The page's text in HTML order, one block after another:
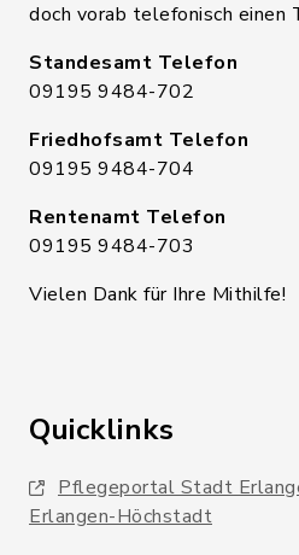
doch vorab telefonisch einen
Standesamt Telefon
09195 9484-702
Friedhofsamt Telefon
09195 9484-704
Rentenamt Telefon
09195 9484-703
Vielen Dank für Ihre Mithilfe!
Quicklinks
Pflegeportal Stadt
Erlangen-Höchstadt